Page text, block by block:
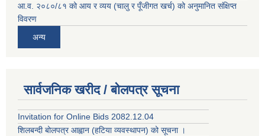
आ.व. २०८०/८१ को आय र व्यय (चालु र पूँजीगत खर्च) को अनुमानित संक्षिप्त
विवरण
अन्य
सार्वजनिक खरीद / बोलपत्र सूचना
Invitation for Online Bids 2082.12.04
शिलबन्दी बोलपत्र आह्वान (हटिया व्यवस्थापन) को सूचना ।